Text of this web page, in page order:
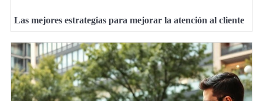
Las mejores estrategias para mejorar la atención al cliente